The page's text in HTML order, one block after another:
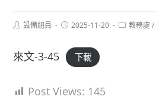
Post設備組員
Post2025-11-20
Post教務處 /
來文-3-45 下載
Post Views: 145